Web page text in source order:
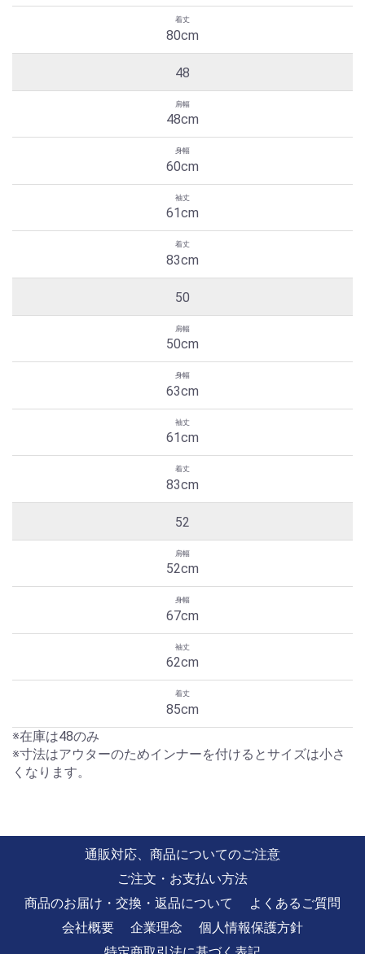
80cm
48
48cm
60cm
61cm
83cm
50
50cm
63cm
61cm
83cm
52
52cm
67cm
62cm
85cm
※在庫は48のみ
※寸法はアウターのためインナーを付けるとサイズは小さ
くなります。
通販対応、商品についてのご注意
ご注文・お支払い方法
商品のお届け・交換・返品について
よくあるご質問
会社概要
企業理念
個人情報保護方針